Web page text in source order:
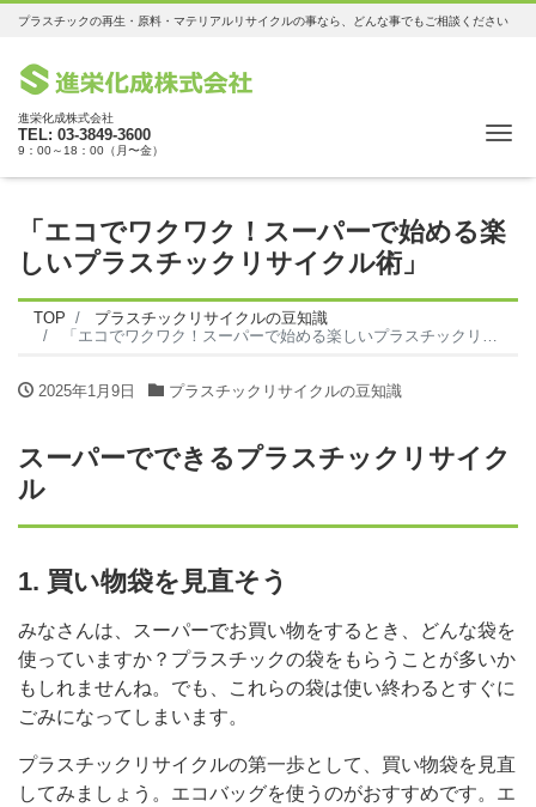
プラスチックの再生・原料・マテリアルリサイクルの事なら、どんな事でもご相談ください
進栄化成株式会社
TEL: 03-3849-3600
9：00～18：00（月〜金）
「エコでワクワク！スーパーで始める楽
しいプラスチックリサイクル術」
TOP
プラスチックリサイクルの豆知識
「エコでワクワク！スーパーで始める楽しいプラスチックリサイクル術」
2025年1月9日 プラスチックリサイクルの豆知識
スーパーでできるプラスチックリサイク
ル
1. 買い物袋を見直そう
みなさんは、スーパーでお買い物をするとき、どんな袋を
使っていますか？プラスチックの袋をもらうことが多いか
もしれませんね。でも、これらの袋は使い終わるとすぐに
ごみになってしまいます。
プラスチックリサイクルの第一歩として、買い物袋を見直
してみましょう。エコバッグを使うのがおすすめです。エ